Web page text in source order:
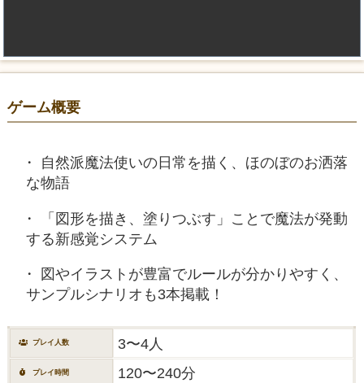
ゲーム概要
自然派魔法使いの日常を描く、ほのぼのお洒落
な物語
「図形を描き、塗りつぶす」ことで魔法が発動
する新感覚システム
図やイラストが豊富でルールが分かりやすく、
サンプルシナリオも3本掲載！
プレイ人数 3〜4人
プレイ時間 120〜240分